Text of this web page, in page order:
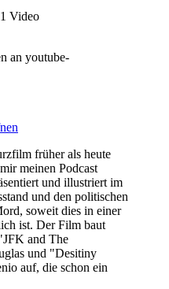
1 Video
an youtube-
früher als heute
meinen Podcast
und illustriert im
und den politischen
soweit dies in einer
ist. Der Film baut
and The
und "Desitiny
auf, die schon ein